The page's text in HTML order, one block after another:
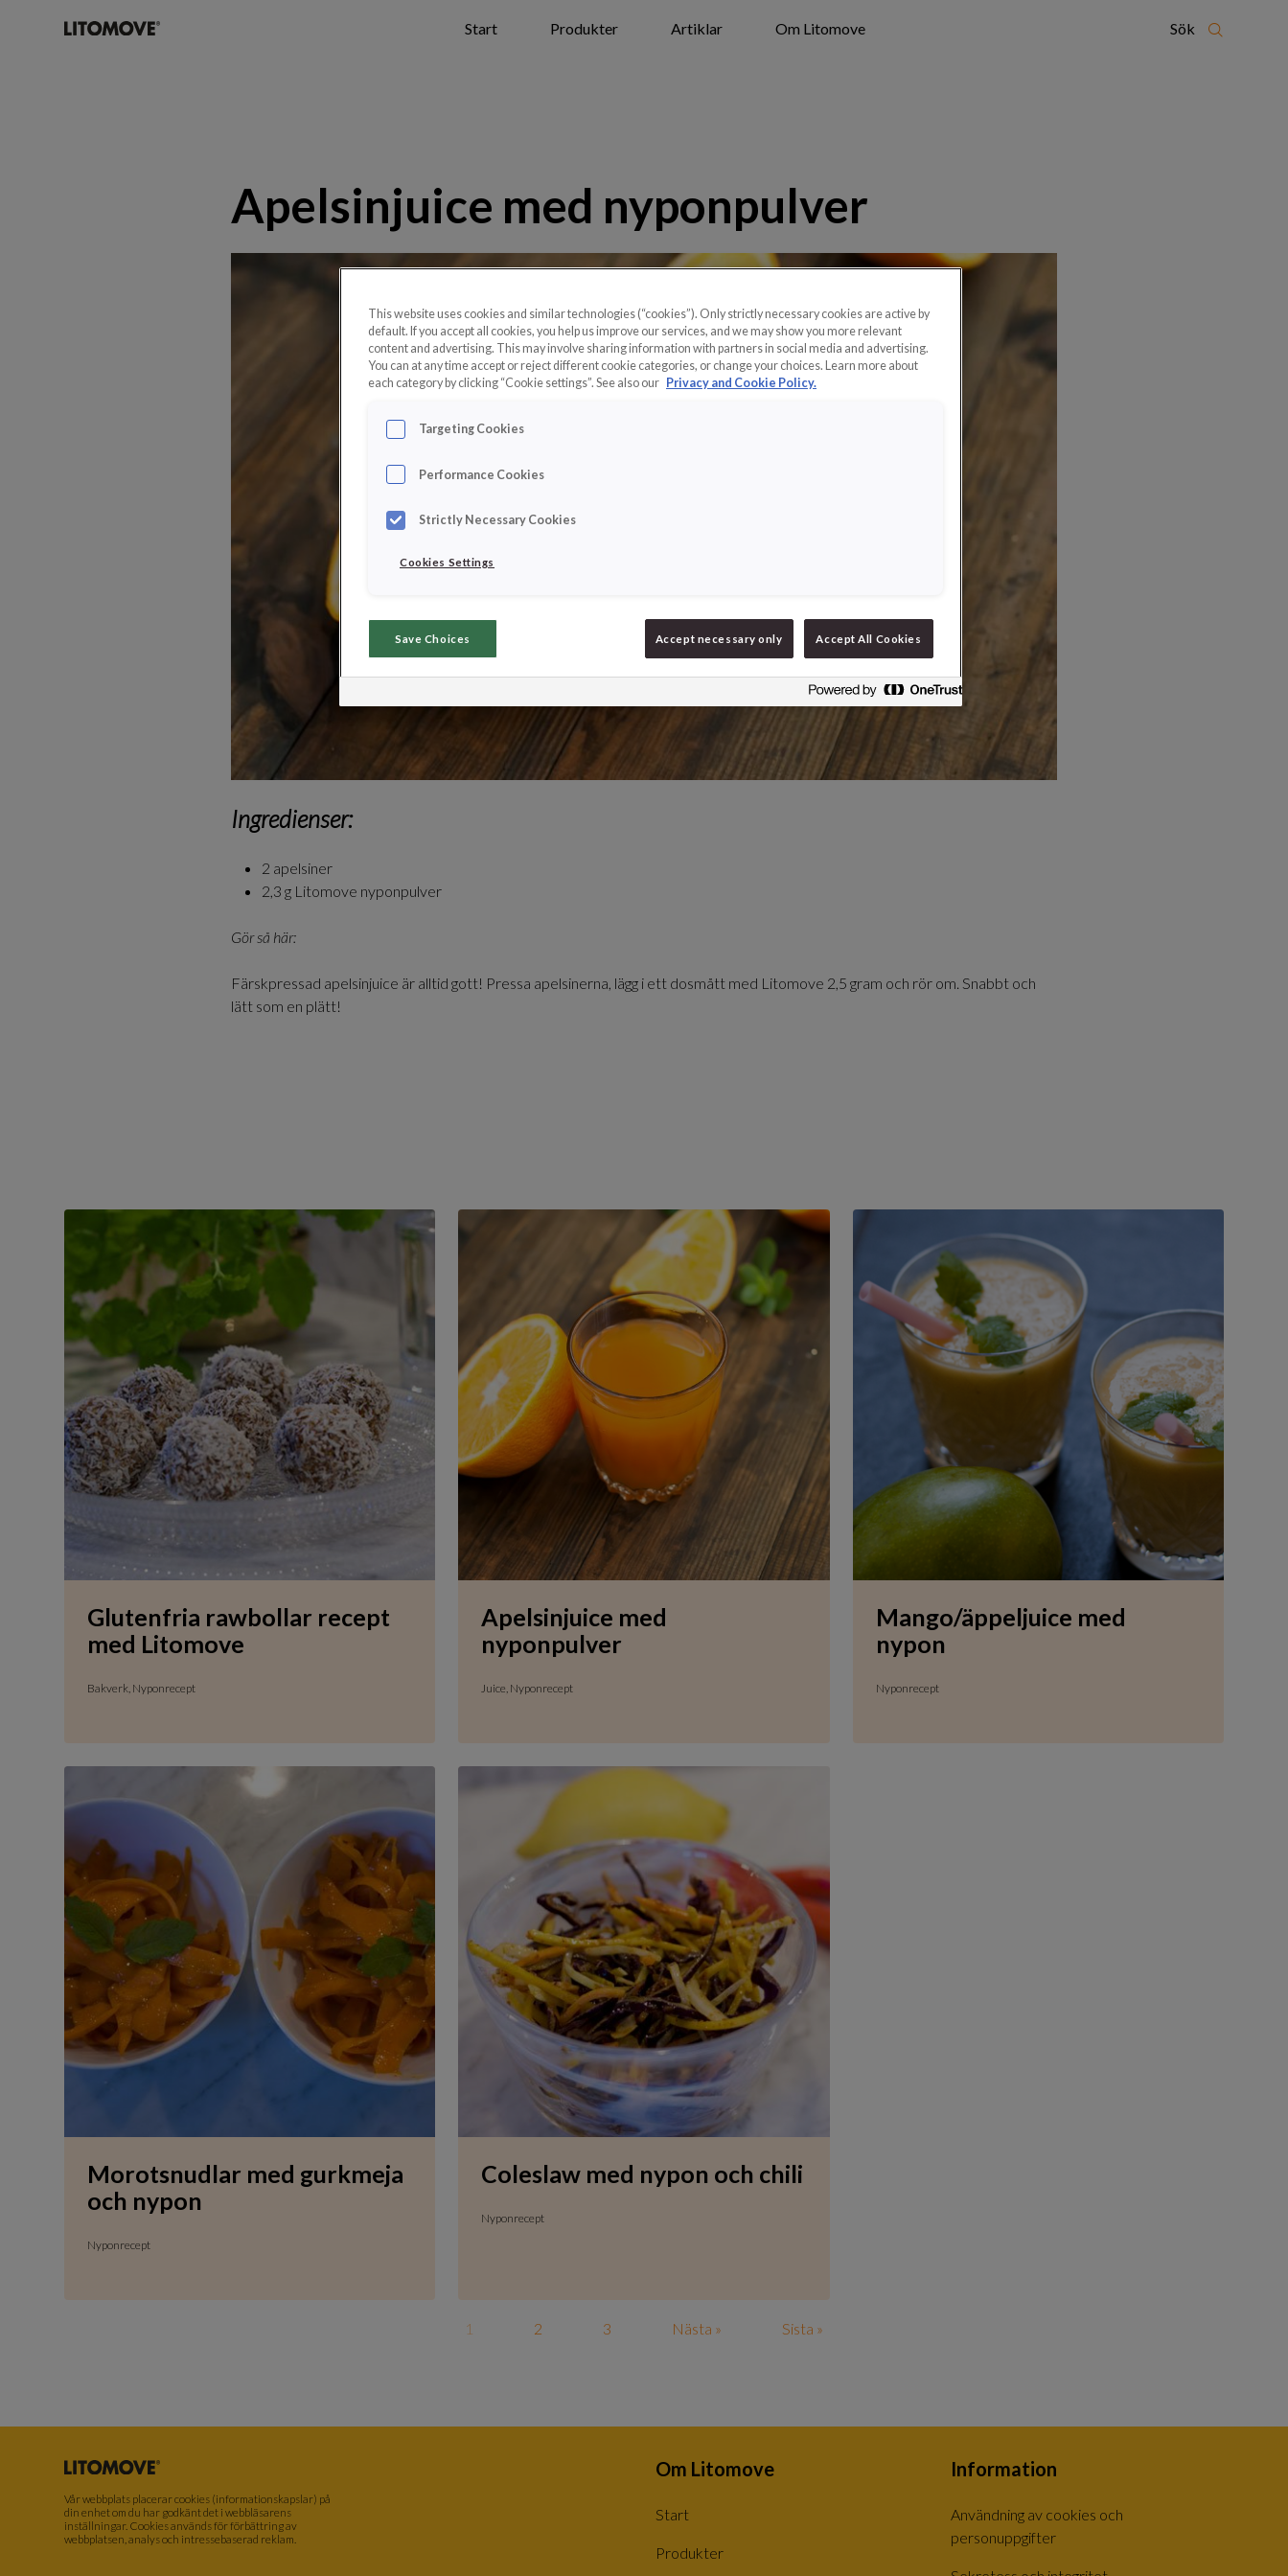
Start Produkter Artiklar Om Litomove Sök
Apelsinjuice med nyponpulver
Ingredienser:
2 apelsiner
2,3 g Litomove nyponpulver
Gör så här:
Färskpressad apelsinjuice är alltid gott! Pressa apelsinerna, lägg i ett dosmått med Litomove 2,5 gram och rör om. Snabbt och
lätt som en plätt!
Glutenfria rawbollar recept
med Litomove
Bakverk, Nyponrecept
Apelsinjuice med
nyponpulver
Juice, Nyponrecept
Mango/äppeljuice med
nypon
Nyponrecept
Morotsnudlar med gurkmeja
och nypon
Nyponrecept
Coleslaw med nypon och chili
Nyponrecept
1 2 3 Nästa » Sista »
Vår webbplats placerar cookies (informationskapslar) på
din enhet om du har godkänt det i webbläsarens
inställningar. Cookies används för förbättring av
webbplatsen, analys och intressebaserad reklam.
Om Litomove
Start
Produkter
Information
Användning av cookies och
personuppgifter
This website uses cookies and similar technologies (“cookies”). Only strictly necessary cookies are active by
default. If you accept all cookies, you help us improve our services, and we may show you more relevant
content and advertising. This may involve sharing information with partners in social media and advertising.
You can at any time accept or reject different cookie categories, or change your choices. Learn more about
each category by clicking “Cookie settings”. See also our Privacy and Cookie Policy.
Targeting Cookies
Performance Cookies
Strictly Necessary Cookies
Cookies Settings
Save Choices Accept necessary only Accept All Cookies